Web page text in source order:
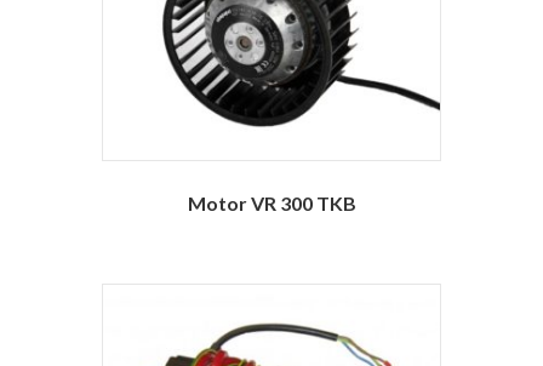
Motor VR 300 TKB